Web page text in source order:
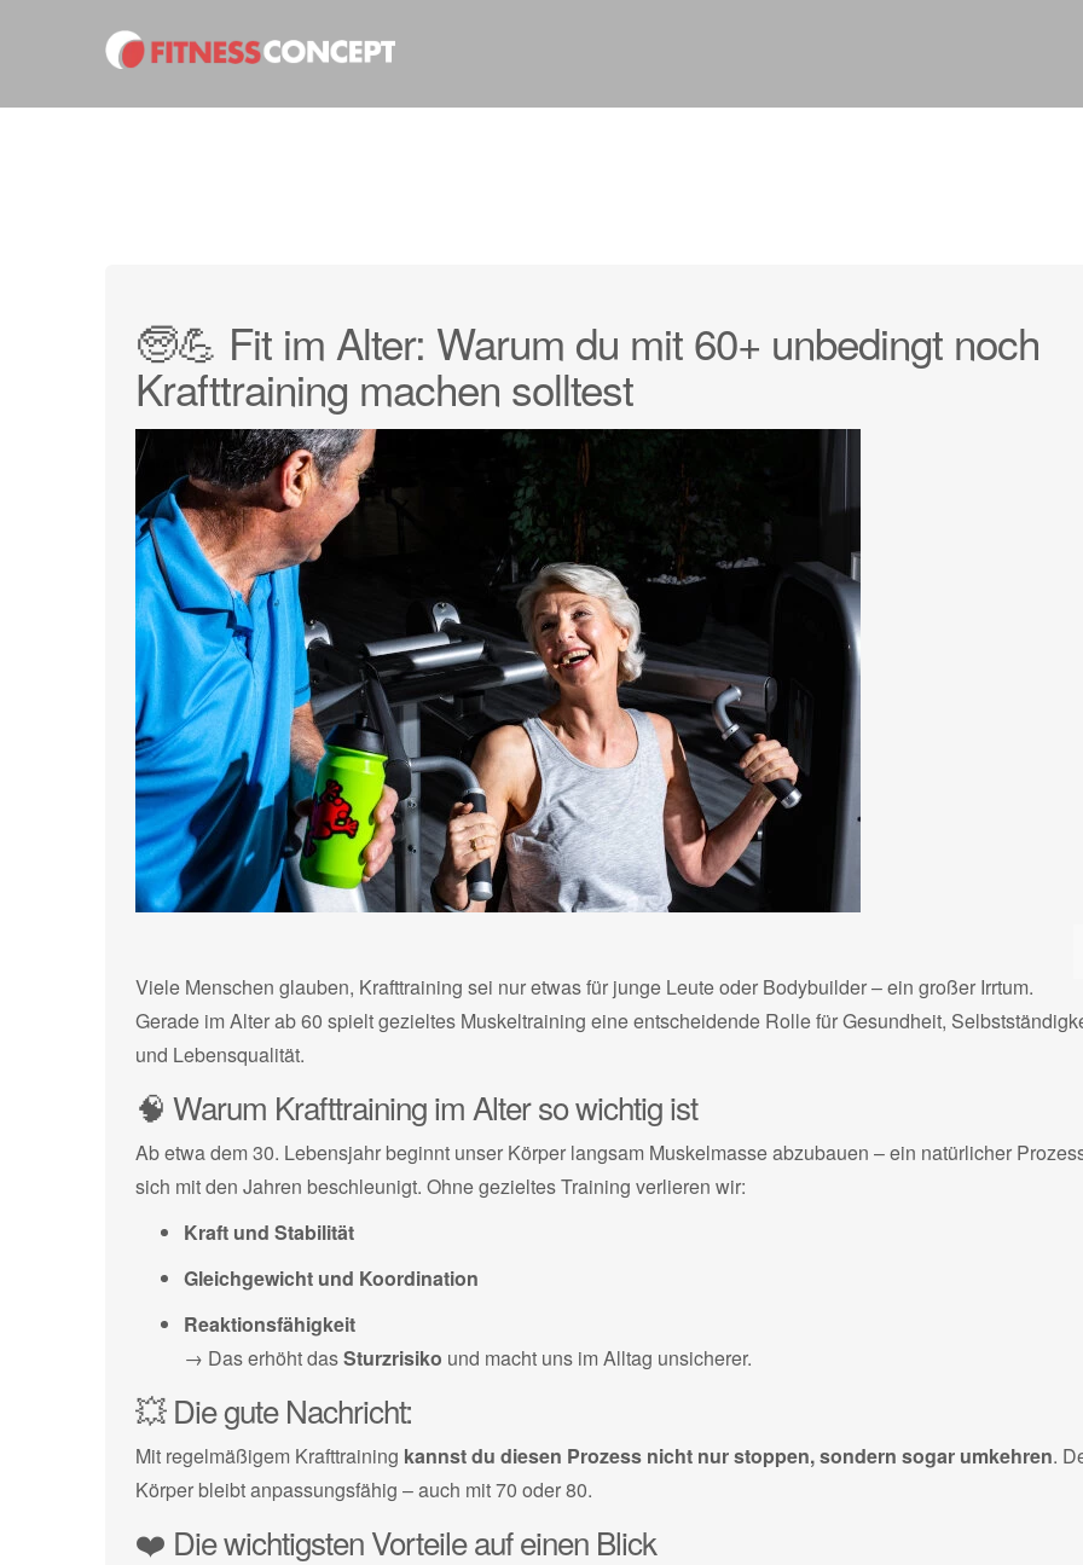
🧓💪 Fit im Alter: Warum du mit 60+ unbedingt noch
Krafttraining machen solltest
Viele Menschen glauben, Krafttraining sei nur etwas für junge Leute oder Bodybuilder – ein großer Irrtum.
Gerade im Alter ab 60 spielt gezieltes Muskeltraining eine entscheidende Rolle für Gesundheit,
und Lebensqualität.
🧠 Warum Krafttraining im Alter so wichtig ist
Ab etwa dem 30. Lebensjahr beginnt unser Körper langsam Muskelmasse abzubauen – ein natürlicher
sich mit den Jahren beschleunigt. Ohne gezieltes Training verlieren wir:
Kraft und Stabilität
Gleichgewicht und Koordination
Reaktionsfähigkeit
→ Das erhöht dasSturzrisiko und macht uns im Alltag unsicherer.
💥 Die gute Nachricht:
Mit regelmäßigem Krafttraining kannst du diesen Prozess nicht nur stoppen, sondern sogar umkehren.
Körper bleibt anpassungsfähig – auch mit 70 oder 80.
❤️ Die wichtigsten Vorteile auf einen Blick